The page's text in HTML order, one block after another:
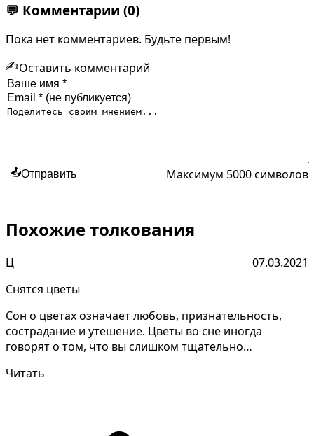
💬 Комментарии (0)
Пока нет комментариев. Будьте первым!
✍️Оставить комментарий
📤Отправить Максимум 5000 символов
Похожие толкования
Ц
07.03.2021
Снятся цветы
Сон о цветах означает любовь, признательность,
сострадание и утешение. Цветы во сне иногда
говорят о том, что вы слишком тщательно
Читать